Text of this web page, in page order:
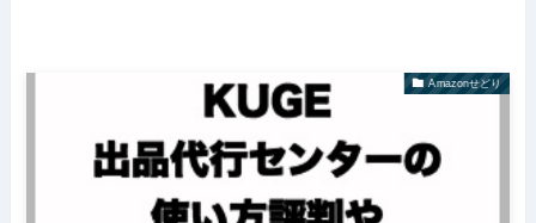
Amazonせどり